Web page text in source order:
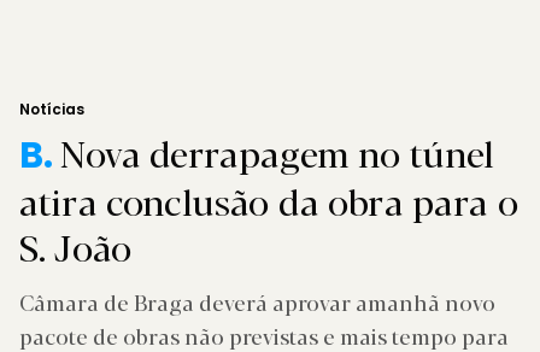
Notícias
B.Nova derrapagem no túnel
atira conclusão da obra para o
S. João
Câmara de Braga deverá aprovar amanhã novo
pacote de obras não previstas e mais tempo para